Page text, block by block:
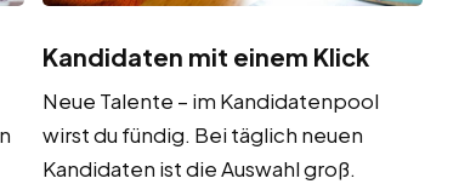
Kandidaten mit einem Klick
Neue Talente – im Kandidatenpool
wirst du fündig. Bei täglich neuen
Kandidaten ist die Auswahl groß.